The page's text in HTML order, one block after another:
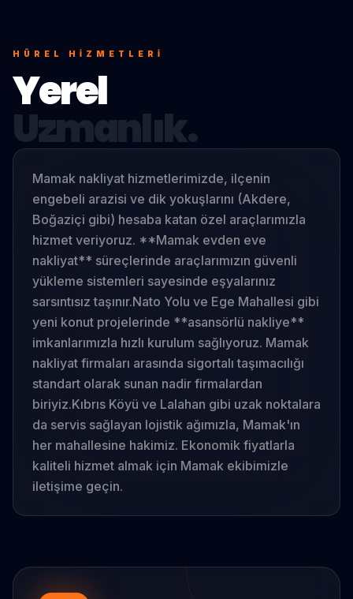
HÜREL HIZMETLERI
Yerel
Uzmanlık.
Mamak nakliyat hizmetlerimizde, ilçenin
engebeli arazisi ve dik yokuşlarını (Akdere,
Boğaziçi gibi) hesaba katan özel araçlarımızla
hizmet veriyoruz. **Mamak evden eve
nakliyat** süreçlerinde araçlarımızın güvenli
yükleme sistemleri sayesinde eşyalarınız
sarsıntısız taşınır.Nato Yolu ve Ege Mahallesi gibi
yeni konut projelerinde **asansörlü nakliye**
imkanlarımızla hızlı kurulum sağlıyoruz. Mamak
nakliyat firmaları arasında sigortalı taşımacılığı
standart olarak sunan nadir firmalardan
biriyiz.Kıbrıs Köyü ve Lalahan gibi uzak noktalara
da servis sağlayan lojistik ağımızla, Mamak'ın
her mahallesine hakimiz. Ekonomik fiyatlarla
kaliteli hizmet almak için Mamak ekibimizle
iletişime geçin.